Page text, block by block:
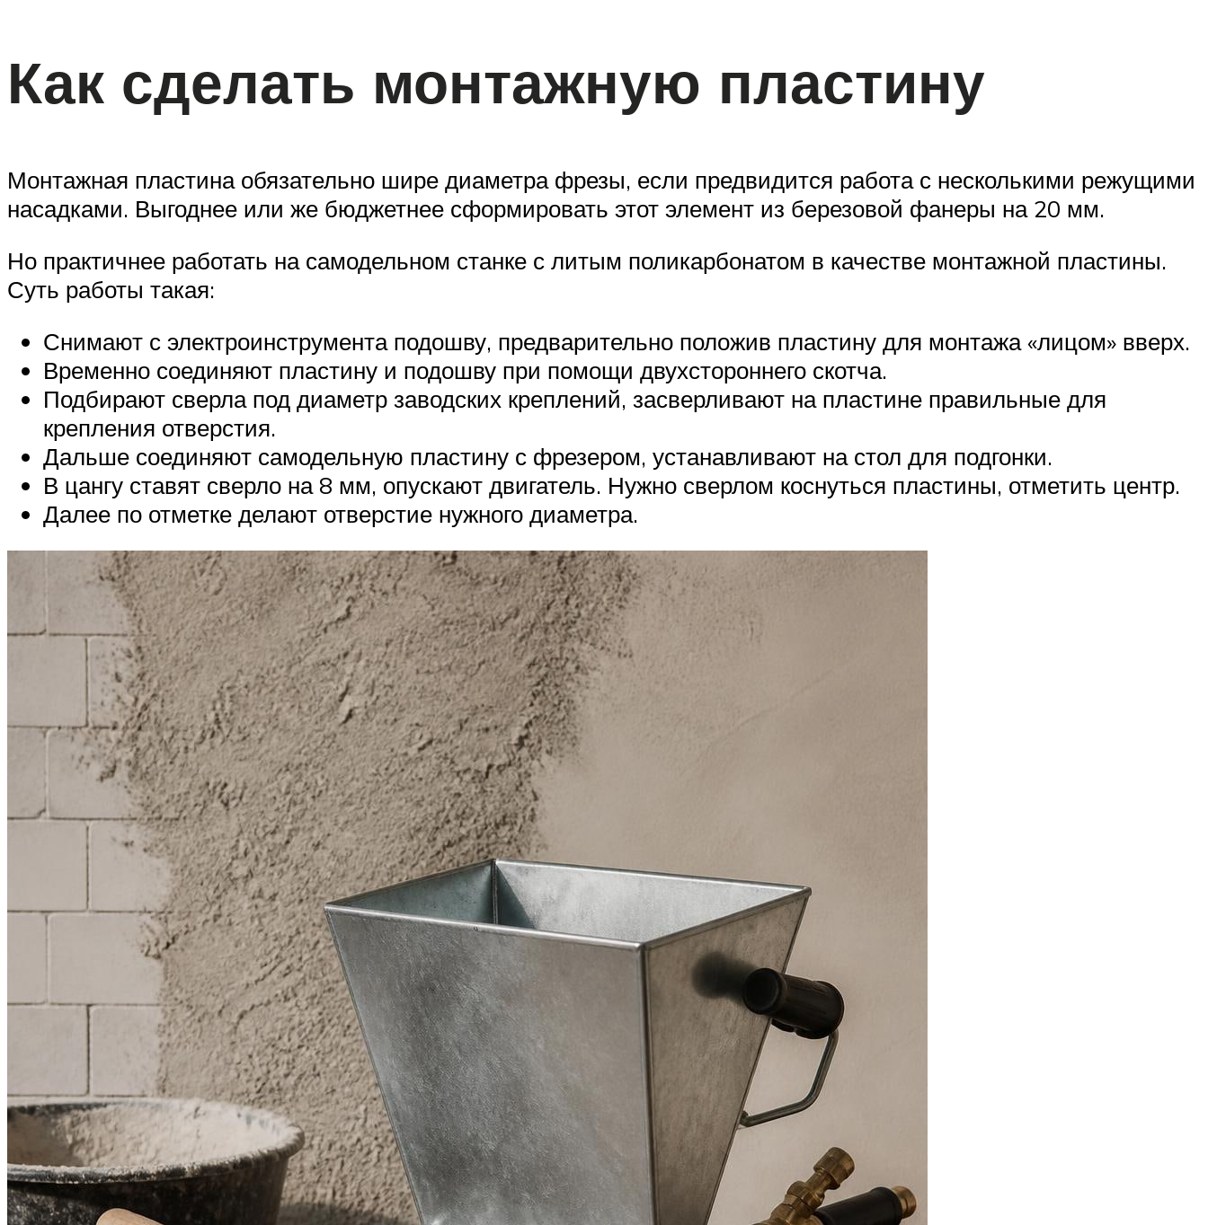
Как сделать монтажную пластину
Монтажная пластина обязательно шире диаметра фрезы, если предвидится работа с несколькими режущими
насадками. Выгоднее или же бюджетнее сформировать этот элемент из березовой фанеры на 20 мм.
Но практичнее работать на самодельном станке с литым поликарбонатом в качестве монтажной пластины.
Суть работы такая:
Снимают с электроинструмента подошву, предварительно положив пластину для монтажа «лицом» вверх.
Временно соединяют пластину и подошву при помощи двухстороннего скотча.
Подбирают сверла под диаметр заводских креплений, засверливают на пластине правильные для
крепления отверстия.
Дальше соединяют самодельную пластину с фрезером, устанавливают на стол для подгонки.
В цангу ставят сверло на 8 мм, опускают двигатель. Нужно сверлом коснуться пластины, отметить центр.
Далее по отметке делают отверстие нужного диаметра.